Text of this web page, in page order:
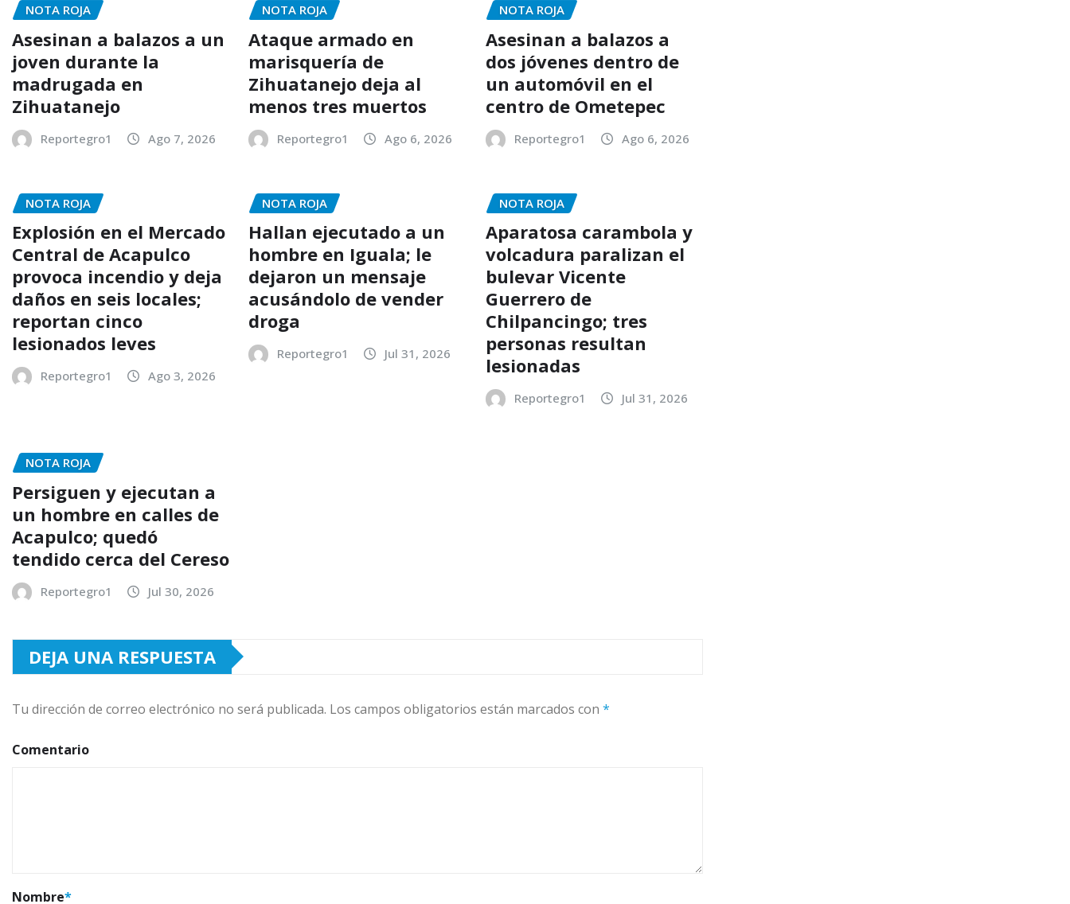
NOTA ROJA
Asesinan a balazos a un
joven durante la
madrugada en
Zihuatanejo
Reportegro1 Ago 7, 2026
NOTA ROJA
Ataque armado en
marisquería de
Zihuatanejo deja al
menos tres muertos
Reportegro1 Ago 6, 2026
NOTA ROJA
Asesinan a balazos a
dos jóvenes dentro de
un automóvil en el
centro de Ometepec
Reportegro1 Ago 6, 2026
NOTA ROJA
Explosión en el Mercado
Central de Acapulco
provoca incendio y deja
daños en seis locales;
reportan cinco
lesionados leves
Reportegro1 Ago 3, 2026
NOTA ROJA
Hallan ejecutado a un
hombre en Iguala; le
dejaron un mensaje
acusándolo de vender
droga
Reportegro1 Jul 31, 2026
NOTA ROJA
Aparatosa carambola y
volcadura paralizan el
bulevar Vicente
Guerrero de
Chilpancingo; tres
personas resultan
lesionadas
Reportegro1 Jul 31, 2026
NOTA ROJA
Persiguen y ejecutan a
un hombre en calles de
Acapulco; quedó
tendido cerca del Cereso
Reportegro1 Jul 30, 2026
DEJA UNA RESPUESTA
Tu dirección de correo electrónico no será publicada. Los campos obligatorios están marcados con *
Comentario
Nombre*